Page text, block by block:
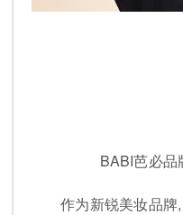
BABI芭必
作为新锐美妆品牌